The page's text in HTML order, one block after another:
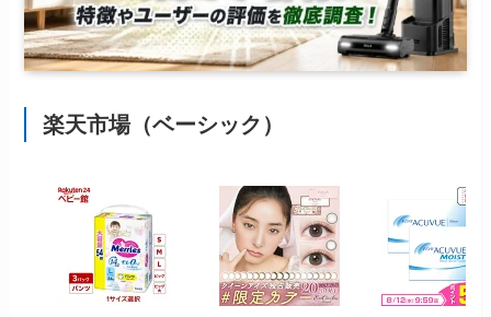
楽天市場（ベーシック）